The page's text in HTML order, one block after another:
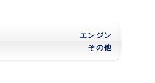
エンジン
その他